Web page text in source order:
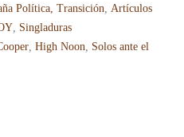
Política, Transición, Artículos
, Singladuras
, High Noon, Solos ante el